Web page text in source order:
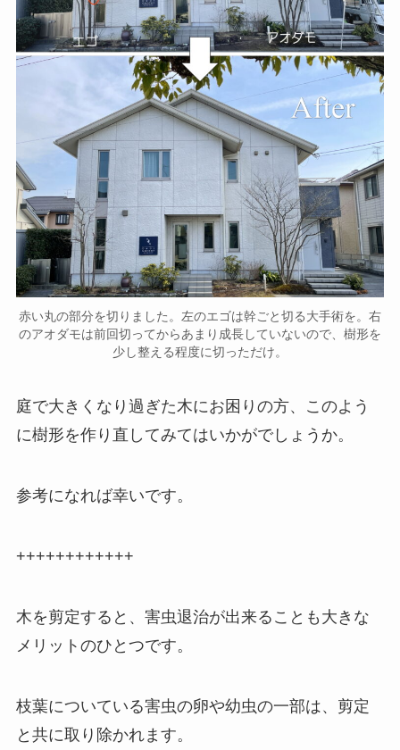
赤い丸の部分を切りました。左のエゴは幹ごと切る大手術を。右
のアオダモは前回切ってからあまり成長していないので、樹形を
少し整える程度に切っただけ。
庭で大きくなり過ぎた木にお困りの方、このよう
に樹形を作り直してみてはいかがでしょうか。
参考になれば幸いです。
++++++++++++
木を剪定すると、害虫退治が出来ることも大きな
メリットのひとつです。
枝葉についている害虫の卵や幼虫の一部は、剪定
と共に取り除かれます。